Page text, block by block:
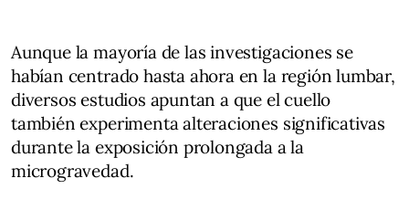
Aunque la mayoría de las investigaciones se
habían centrado hasta ahora en la región lumbar,
diversos estudios apuntan a que el cuello
también experimenta alteraciones significativas
durante la exposición prolongada a la
microgravedad.